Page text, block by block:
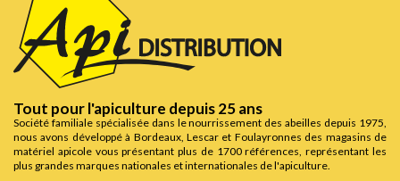
Tout pour l'apiculture depuis 25 ans
Société familiale spécialisée dans le nourrissement des abeilles depuis 1975,
nous avons développé à Bordeaux, Lescar et Foulayronnes des magasins de
matériel apicole vous présentant plus de 1700 références, représentant les
plus grandes marques nationales et internationales de l'apiculture.